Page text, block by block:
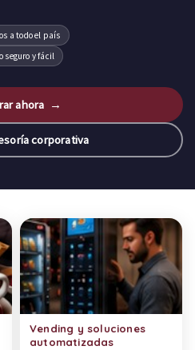
a todo el país
seguro y fácil
ahora →
corporativa
Vending y soluciones
automatizadas